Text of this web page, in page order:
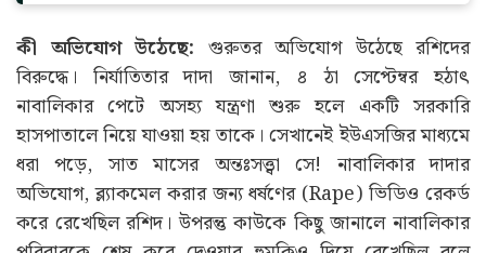
কী অভিযোগ উঠেছে: গুরুতর অভিযোগ উঠেছে রশিদের
বিরুদ্ধে। নির্যাতিতার দাদা জানান, ৪ ঠা সেপ্টেম্বর হঠাৎ
নাবালিকার পেটে অসহ্য যন্ত্রণা শুরু হলে একটি সরকারি
হাসপাতালে নিয়ে যাওয়া হয় তাকে। সেখানেই ইউএসজির মাধ্যমে
ধরা পড়ে, সাত মাসের অন্তঃসত্ত্বা সে! নাবালিকার দাদার
অভিযোগ, ব্ল্যাকমেল করার জন্য ধর্ষণের (Rape) ভিডিও রেকর্ড
করে রেখেছিল রশিদ। উপরন্তু কাউকে কিছু জানালে নাবালিকার